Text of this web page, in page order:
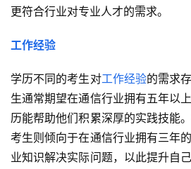
更符合行业对专业人才的需求。
工作经验
学历不同的考生对工作经验的需求
生通常期望在通信行业拥有五年以
历能帮助他们积累深厚的实践技能
考生则倾向于在通信行业拥有三年
业知识解决实际问题，以此提升自